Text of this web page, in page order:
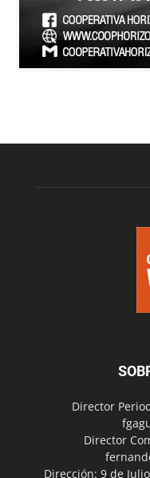
Director
Director
Dirección: 9 de